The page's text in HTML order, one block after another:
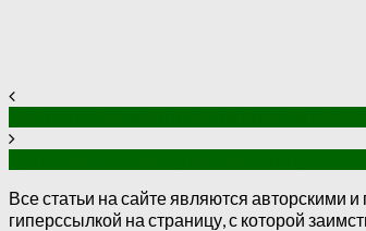
Все статьи на сайте являются авторскими
гиперссылкой на страницу, с которой